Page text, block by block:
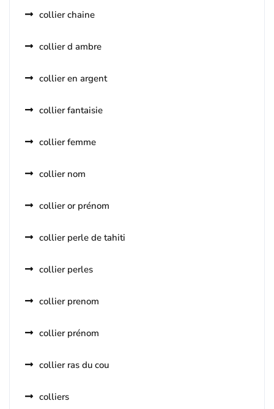
collier chaine
collier d ambre
collier en argent
collier fantaisie
collier femme
collier nom
collier or prénom
collier perle de tahiti
collier perles
collier prenom
collier prénom
collier ras du cou
colliers